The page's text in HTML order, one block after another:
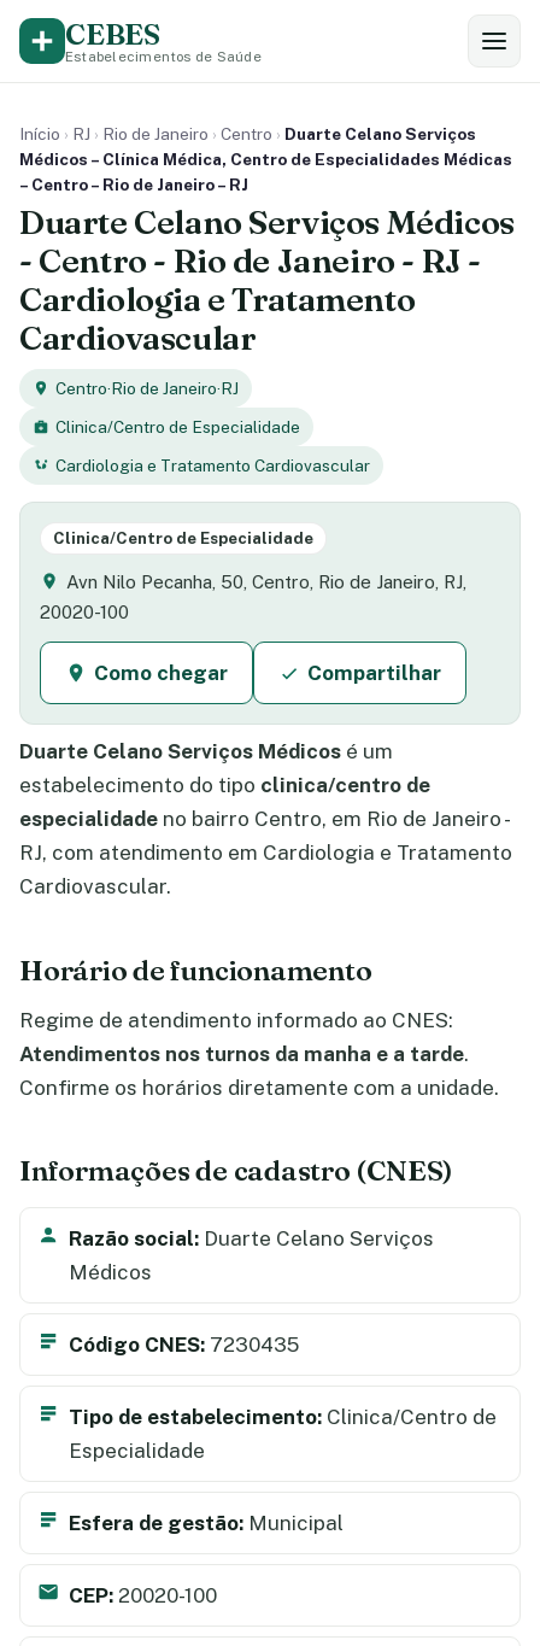
CEBES
Estabelecimentos de Saúde
Início › RJ › Rio de Janeiro › Centro › Duarte Celano Serviços
Médicos – Clínica Médica, Centro de Especialidades Médicas
– Centro – Rio de Janeiro – RJ
Duarte Celano Serviços Médicos
- Centro - Rio de Janeiro - RJ -
Cardiologia e Tratamento
Cardiovascular
Centro·Rio de Janeiro·RJ
Clinica/Centro de Especialidade
Cardiologia e Tratamento Cardiovascular
Clinica/Centro de Especialidade
Avn Nilo Pecanha, 50, Centro, Rio de Janeiro, RJ,
20020-100
Como chegar Compartilhar
Duarte Celano Serviços Médicos é um
estabelecimento do tipo clinica/centro de
especialidade no bairro Centro, em Rio de Janeiro -
RJ, com atendimento em Cardiologia e Tratamento
Cardiovascular.
Horário de funcionamento
Regime de atendimento informado ao CNES:
Atendimentos nos turnos da manha e a tarde.
Confirme os horários diretamente com a unidade.
Informações de cadastro (CNES)
Razão social: Duarte Celano Serviços
Médicos
Código CNES: 7230435
Tipo de estabelecimento: Clinica/Centro de
Especialidade
Esfera de gestão: Municipal
CEP: 20020-100